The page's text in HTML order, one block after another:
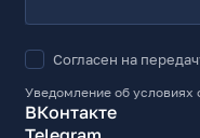
Согласен на
Уведомление об условиях
ВКонтакте